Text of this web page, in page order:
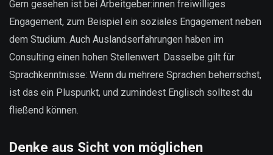
Gern gesehen ist bei Arbeitgeber:innen freiwilliges
Engagement, zum Beispiel ein soziales Engagement neben
dem Studium. Auch Auslandserfahrungen haben im
Consulting einen hohen Stellenwert. Dasselbe gilt für
Sprachkenntnisse: Wenn du mehrere Sprachen beherrschst,
ist das ein Pluspunkt, und zumindest Englisch solltest du
fließend können.
Denke aus Sicht von möglichen